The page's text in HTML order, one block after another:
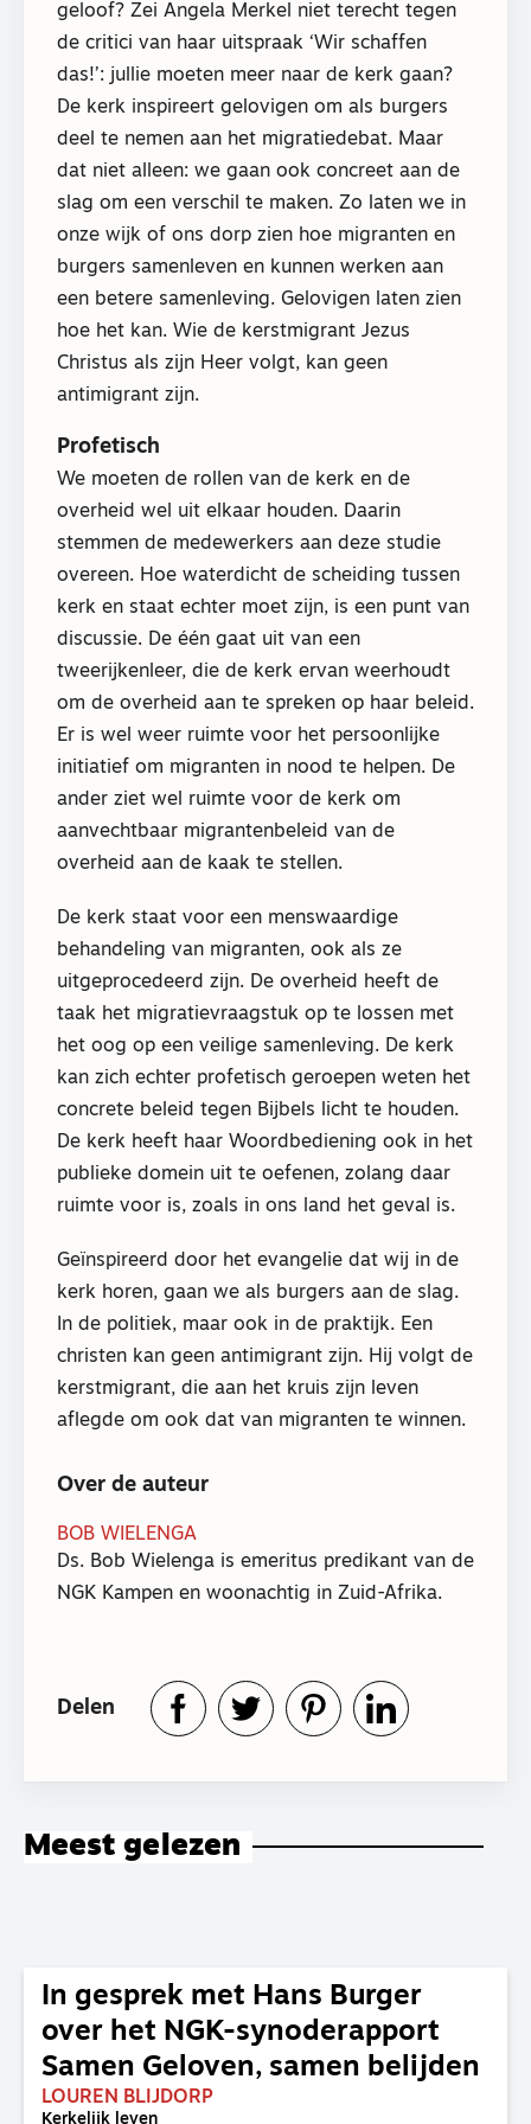
geloof? Zei Angela Merkel niet terecht tegen
de critici van haar uitspraak ‘Wir schaffen
das!’: jullie moeten meer naar de kerk gaan?
De kerk inspireert gelovigen om als burgers
deel te nemen aan het migratiedebat. Maar
dat niet alleen: we gaan ook concreet aan de
slag om een verschil te maken. Zo laten we in
onze wijk of ons dorp zien hoe migranten en
burgers samenleven en kunnen werken aan
een betere samenleving. Gelovigen laten zien
hoe het kan. Wie de kerstmigrant Jezus
Christus als zijn Heer volgt, kan geen
antimigrant zijn.
Profetisch
We moeten de rollen van de kerk en de
overheid wel uit elkaar houden. Daarin
stemmen de medewerkers aan deze studie
overeen. Hoe waterdicht de scheiding tussen
kerk en staat echter moet zijn, is een punt van
discussie. De één gaat uit van een
tweerijkenleer, die de kerk ervan weerhoudt
om de overheid aan te spreken op haar beleid.
Er is wel weer ruimte voor het persoonlijke
initiatief om migranten in nood te helpen. De
ander ziet wel ruimte voor de kerk om
aanvechtbaar migrantenbeleid van de
overheid aan de kaak te stellen.
De kerk staat voor een menswaardige
behandeling van migranten, ook als ze
uitgeprocedeerd zijn. De overheid heeft de
taak het migratievraagstuk op te lossen met
het oog op een veilige samenleving. De kerk
kan zich echter profetisch geroepen weten het
concrete beleid tegen Bijbels licht te houden.
De kerk heeft haar Woordbediening ook in het
publieke domein uit te oefenen, zolang daar
ruimte voor is, zoals in ons land het geval is.
Geïnspireerd door het evangelie dat wij in de
kerk horen, gaan we als burgers aan de slag.
In de politiek, maar ook in de praktijk. Een
christen kan geen antimigrant zijn. Hij volgt de
kerstmigrant, die aan het kruis zijn leven
aflegde om ook dat van migranten te winnen.
Over de auteur
BOB WIELENGA
Ds. Bob Wielenga is emeritus predikant van de
NGK Kampen en woonachtig in Zuid-Afrika.
Delen
Meest gelezen
In gesprek met Hans Burger
over het NGK-synoderapport
Samen Geloven, samen belijden
LOUREN BLIJDORP
Kerkelijk leven